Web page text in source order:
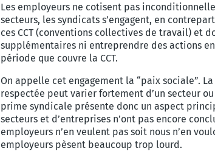
Les employeurs ne cotisent pas
secteurs, les syndicats s’engagent, en
ces CCT (conventions collectives de travail) et
supplémentaires ni entreprendre des actions
période que couvre la CCT.
On appelle cet engagement la “paix sociale”.
respectée peut varier fortement d’un secteur
prime syndicale présente donc un aspect
secteurs et d’entreprises n’ont pas encore
employeurs n’en veulent pas soit nous n’en
employeurs pèsent beaucoup trop lourd.